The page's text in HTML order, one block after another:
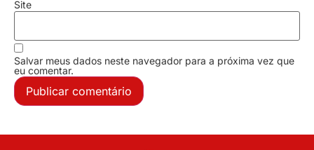
Site
Salvar meus dados neste navegador para a próxima vez que
eu comentar.